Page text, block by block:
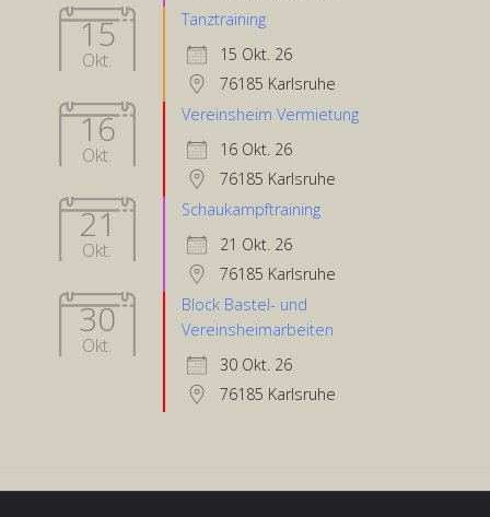
15
Okt.
Tanztraining
15 Okt. 26
76185 Karlsruhe
16
Okt.
Vereinsheim Vermietung
16 Okt. 26
76185 Karlsruhe
21
Okt.
Schaukampftraining
21 Okt. 26
76185 Karlsruhe
30
Okt.
Block Bastel- und
Vereinsheimarbeiten
30 Okt. 26
76185 Karlsruhe